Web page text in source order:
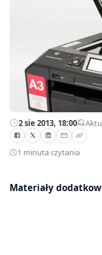
2 sie 2013, 18:00—
1 minuta czytania
Materiały